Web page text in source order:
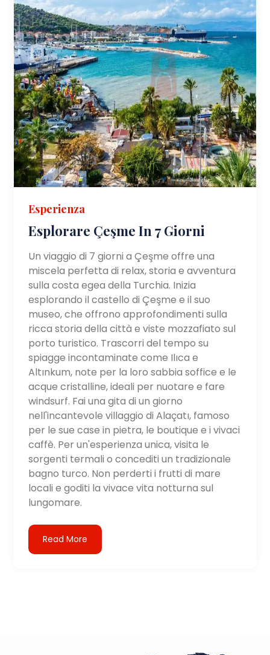
Esperienza
Esplorare Çeşme In 7 Giorni
Un viaggio di 7 giorni a Çeşme offre una
miscela perfetta di relax, storia e avventura
sulla costa egea della Turchia. Inizia
esplorando il castello di Çeşme e il suo
museo, che offrono approfondimenti sulla
ricca storia della città e viste mozzafiato sul
porto turistico. Trascorri del tempo su
spiagge incontaminate come Ilıca e
Altınkum, note per la loro sabbia soffice e le
acque cristalline, ideali per nuotare e fare
windsurf. Fai una gita di un giorno
nell'incantevole villaggio di Alaçatı, famoso
per le sue case in pietra, le boutique e i vivaci
caffè. Per un'esperienza unica, visita le
sorgenti termali o concediti un tradizionale
bagno turco. Non perderti i frutti di mare
locali e goditi la vivace vita notturna sul
lungomare.
Read More